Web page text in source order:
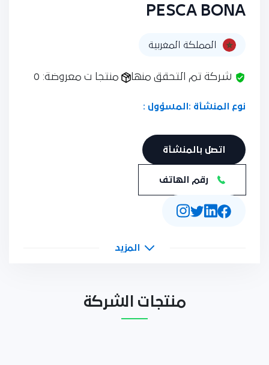
PESCA BONA
المملكة المغربية
شركة تم التحقق منها منتجا ت معروضة: 0
نوع المنشأة : المسؤول :
اتصل بالمنشأة
رقم الهاتف
المزيد
منتجات الشركة